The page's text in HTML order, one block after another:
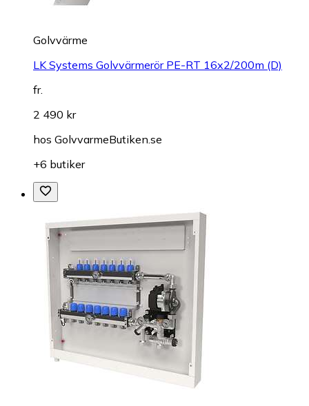
Golvvärme
LK Systems Golvvärmerör PE-RT 16x2/200m (D)
fr.
2 490 kr
hos GolvvarmeButiken.se
+6 butiker